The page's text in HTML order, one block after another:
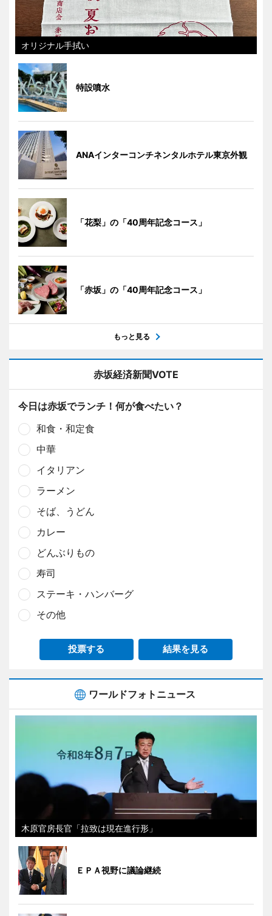
オリジナル手拭い
特設噴水
ANAインターコンチネンタルホテル東京外観
「花梨」の「40周年記念コース」
「赤坂」の「40周年記念コース」
もっと見る
赤坂経済新聞VOTE
今日は赤坂でランチ！何が食べたい？
和食・和定食
中華
イタリアン
ラーメン
そば、うどん
カレー
どんぶりもの
寿司
ステーキ・ハンバーグ
その他
投票する 結果を見る
ワールドフォトニュース
木原官房長官「拉致は現在進行形」
ＥＰＡ視野に議論継続